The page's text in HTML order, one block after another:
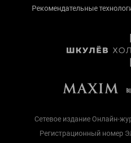
Рекомендательные
Сетевое издание Онлайн-
Регистрационный номер